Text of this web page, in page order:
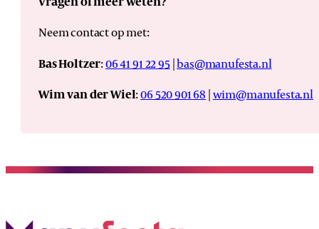
Neem contact op met:
Bas Holtzer:06 41 91 22 95|bas@manufesta.nl
Wim van der Wiel:06 520 901 68 |wim@manufesta.nl